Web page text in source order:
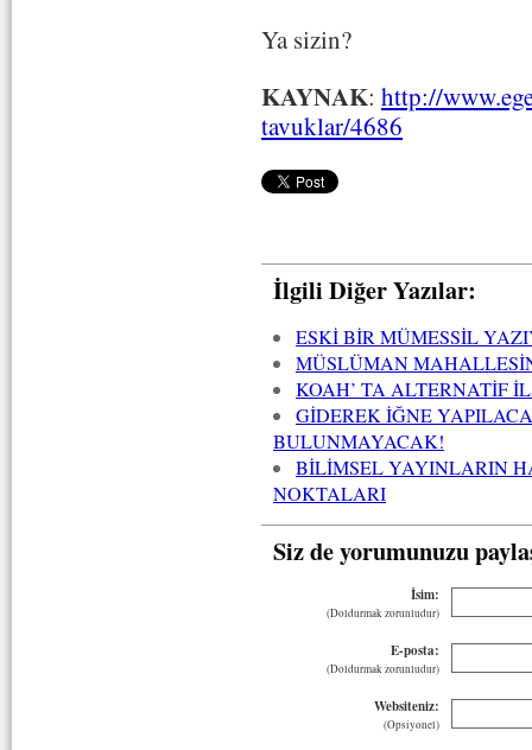
Ya sizin?
KAYNAK: http://
tavuklar/4686
İlgili Diğer Yazılar:
ESKİ BİR MÜMESSİL
MÜSLÜMAN
KOAH’ TA ALTERNATİF
GİDEREK İĞNE
BULUNMAYACAK!
BİLİMSEL YAYINLARIN
NOKTALARI
Siz de yorumunuzu
İsim:
(Doldurmak zorunludur)
E-posta:
(Doldurmak zorunludur)
Websiteniz:
(Opsiyonel)